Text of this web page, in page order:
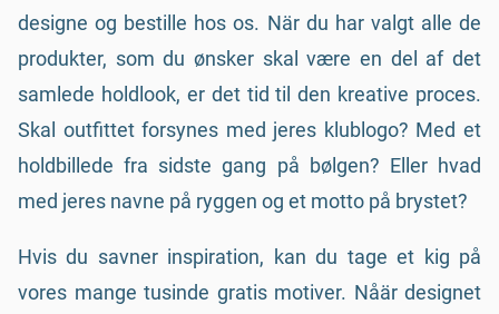
designe og bestille hos os. När du har valgt alle de
produkter, som du ønsker skal være en del af det
samlede holdlook, er det tid til den kreative proces.
Skal outfittet forsynes med jeres klublogo? Med et
holdbillede fra sidste gang på bølgen? Eller hvad
med jeres navne på ryggen og et motto på brystet?
Hvis du savner inspiration, kan du tage et kig på
vores mange tusinde gratis motiver. Nåär designet